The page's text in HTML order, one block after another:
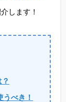
します！
べき！